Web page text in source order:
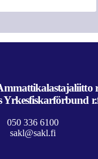
Yrkesfiskarförbund
050 336 6100
sakl@sakl.fi